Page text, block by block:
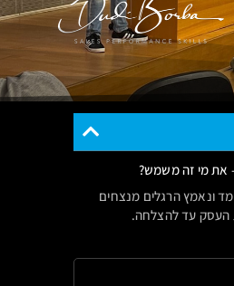
את מי זה משמש?
ונאמץ הרגלים מנצחים
העסק עד להצלחה.